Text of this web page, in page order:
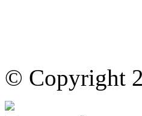
© Copyright